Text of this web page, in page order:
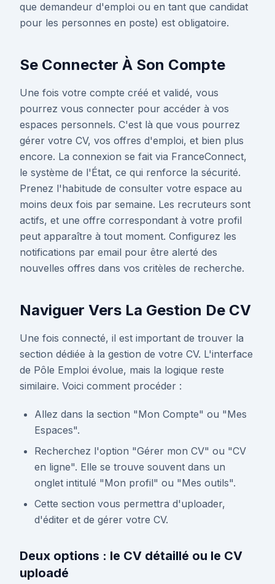
que demandeur d'emploi ou en tant que candidat
pour les personnes en poste) est obligatoire.
Se Connecter À Son Compte
Une fois votre compte créé et validé, vous
pourrez vous connecter pour accéder à vos
espaces personnels. C'est là que vous pourrez
gérer votre CV, vos offres d'emploi, et bien plus
encore. La connexion se fait via FranceConnect,
le système de l'État, ce qui renforce la sécurité.
Prenez l'habitude de consulter votre espace au
moins deux fois par semaine. Les recruteurs sont
actifs, et une offre correspondant à votre profil
peut apparaître à tout moment. Configurez les
notifications par email pour être alerté des
nouvelles offres dans vos critèles de recherche.
Naviguer Vers La Gestion De CV
Une fois connecté, il est important de trouver la
section dédiée à la gestion de votre CV. L'interface
de Pôle Emploi évolue, mais la logique reste
similaire. Voici comment procéder :
Allez dans la section "Mon Compte" ou "Mes
Espaces".
Recherchez l'option "Gérer mon CV" ou "CV
en ligne". Elle se trouve souvent dans un
onglet intitulé "Mon profil" ou "Mes outils".
Cette section vous permettra d'uploader,
d'éditer et de gérer votre CV.
Deux options : le CV détaillé ou le CV
uploadé